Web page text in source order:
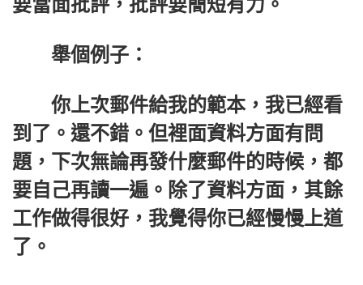
要當面批評，批評要簡短有力。
舉個例子：
你上次郵件給我的範本，我已經看
到了。還不錯。但裡面資料方面有問
題，下次無論再發什麼郵件的時候，都
要自己再讀一遍。除了資料方面，其餘
工作做得很好，我覺得你已經慢慢上道
了。